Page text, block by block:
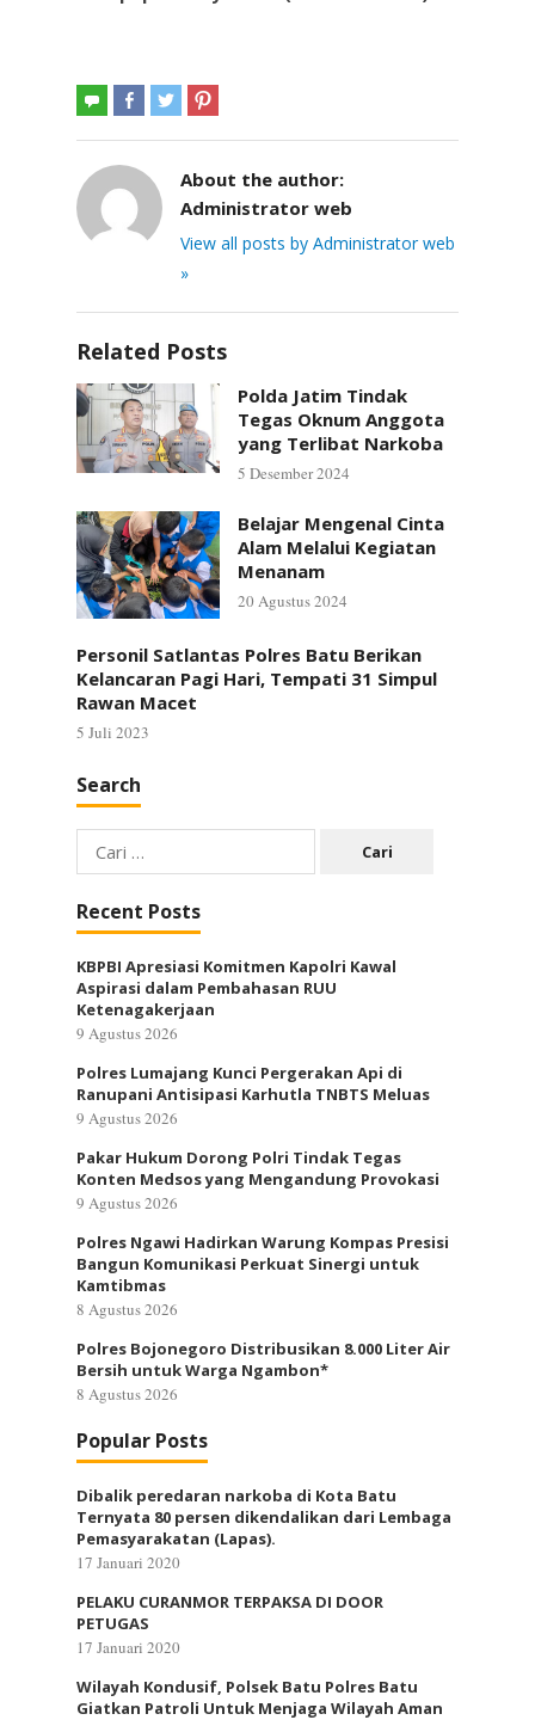
About the author:
Administrator web
View all posts by Administrator web
»
Related Posts
Polda Jatim Tindak
Tegas Oknum Anggota
yang Terlibat Narkoba
5 Desember 2024
Belajar Mengenal Cinta
Alam Melalui Kegiatan
Menanam
20 Agustus 2024
Personil Satlantas Polres Batu Berikan
Kelancaran Pagi Hari, Tempati 31 Simpul
Rawan Macet
5 Juli 2023
Search
Cari
untuk:
Recent Posts
KBPBI Apresiasi Komitmen Kapolri Kawal
Aspirasi dalam Pembahasan RUU
Ketenagakerjaan
9 Agustus 2026
Polres Lumajang Kunci Pergerakan Api di
Ranupani Antisipasi Karhutla TNBTS Meluas
9 Agustus 2026
Pakar Hukum Dorong Polri Tindak Tegas
Konten Medsos yang Mengandung Provokasi
9 Agustus 2026
Polres Ngawi Hadirkan Warung Kompas Presisi
Bangun Komunikasi Perkuat Sinergi untuk
Kamtibmas
8 Agustus 2026
Polres Bojonegoro Distribusikan 8.000 Liter Air
Bersih untuk Warga Ngambon*
8 Agustus 2026
Popular Posts
Dibalik peredaran narkoba di Kota Batu
Ternyata 80 persen dikendalikan dari Lembaga
Pemasyarakatan (Lapas).
17 Januari 2020
PELAKU CURANMOR TERPAKSA DI DOOR
PETUGAS
17 Januari 2020
Wilayah Kondusif, Polsek Batu Polres Batu
Giatkan Patroli Untuk Menjaga Wilayah Aman